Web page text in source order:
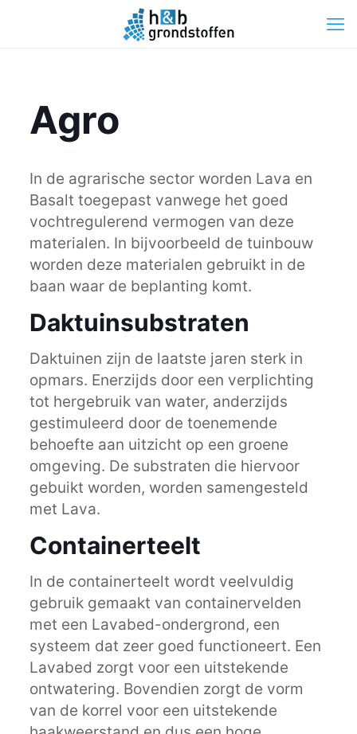
Agro
In de agrarische sector worden Lava en
Basalt toegepast vanwege het goed
vochtregulerend vermogen van deze
materialen. In bijvoorbeeld de tuinbouw
worden deze materialen gebruikt in de
baan waar de beplanting komt.
Daktuinsubstraten
Daktuinen zijn de laatste jaren sterk in
opmars. Enerzijds door een verplichting
tot hergebruik van water, anderzijds
gestimuleerd door de toenemende
behoefte aan uitzicht op een groene
omgeving. De substraten die hiervoor
gebuikt worden, worden samengesteld
met Lava.
Containerteelt
In de containerteelt wordt veelvuldig
gebruik gemaakt van containervelden
met een Lavabed-ondergrond, een
systeem dat zeer goed functioneert. Een
Lavabed zorgt voor een uitstekende
ontwatering. Bovendien zorgt de vorm
van de korrel voor een uitstekende